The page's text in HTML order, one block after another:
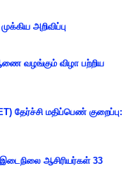
அறிவிப்பு
வழங்கும் விழா பற்றிய
தேர்ச்சி மதிப்பெண் குறைப்பு:
ஆசிரியர்கள் 33